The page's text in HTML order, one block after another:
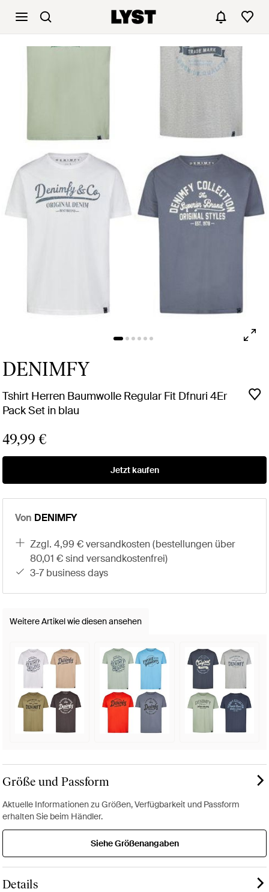
DENIMFY
Tshirt Herren Baumwolle Regular Fit Dfnuri 4Er
Pack Set in blau
49,99 €
Jetzt kaufen
Von DENIMFY
zzgl. 4,99 € versandkosten (bestellungen über
80,01 € sind versandkostenfrei)
3-7 business days
Weitere Artikel wie diesen ansehen
Größe und Passform
Aktuelle Informationen zu Größen, Verfügbarkeit und Passform
erhalten Sie beim Händler.
Siehe Größenangaben
Details